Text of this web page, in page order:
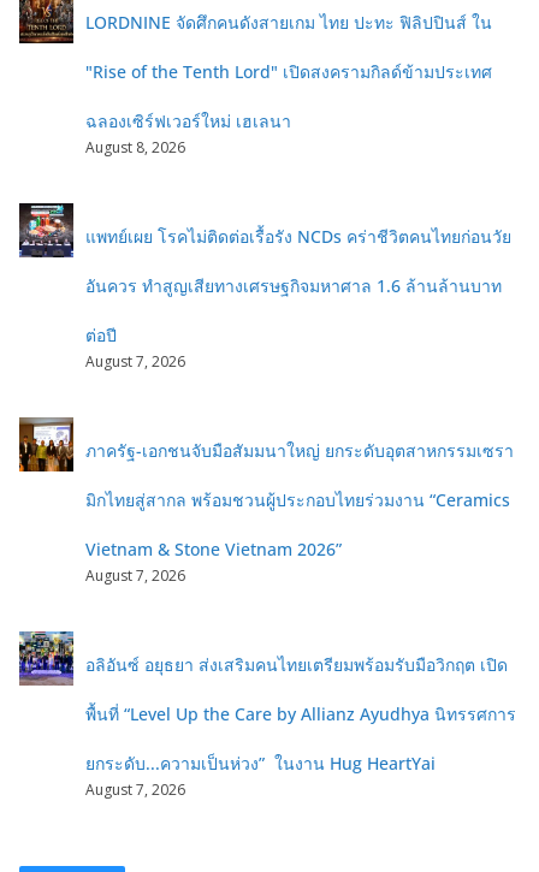
LORDNINE จัดศึกคนดังสายเกม ไทย ปะทะ ฟิลิปปินส์ ใน
"Rise of the Tenth Lord" เปิดสงครามกิลด์ข้ามประเทศ
ฉลองเซิร์ฟเวอร์ใหม่ เฮเลนา
August 8, 2026
แพทย์เผย โรคไม่ติดต่อเรื้อรัง NCDs คร่าชีวิตคนไทยก่อนวัย
อันควร ทำสูญเสียทางเศรษฐกิจมหาศาล 1.6 ล้านล้านบาท
ต่อปี
August 7, 2026
ภาครัฐ-เอกชนจับมือสัมมนาใหญ่ ยกระดับอุตสาหกรรมเซรา
มิกไทยสู่สากล พร้อมชวนผู้ประกอบไทยร่วมงาน “Ceramics
Vietnam & Stone Vietnam 2026”
August 7, 2026
อลิอันซ์ อยุธยา ส่งเสริมคนไทยเตรียมพร้อมรับมือวิกฤต เปิด
พื้นที่ “Level Up the Care by Allianz Ayudhya นิทรรศการ
ยกระดับ...ความเป็นห่วง” ในงาน Hug HeartYai
August 7, 2026